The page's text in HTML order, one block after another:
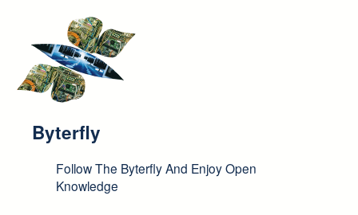
Byterfly
Follow The Byterfly And Enjoy Open
Knowledge